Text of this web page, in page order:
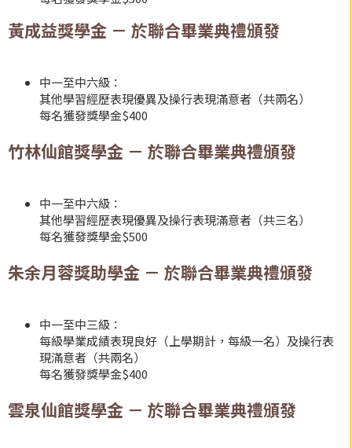
黃成益獎學金 － 於聯合畢業典禮頒發
中一至中六級：
其他學習經歷表現優異及操行表現滿意者（共兩名）
每名獲發獎學金$400
竹林仙館獎學金 － 於聯合畢業典禮頒發
中一至中六級：
其他學習經歷表現優異及操行表現滿意者（共三名）
每名獲發獎學金$500
朱余月蓉獎助學金 － 於聯合畢業典禮頒發
中一至中三級：
每級學業成績表現良好（上學期計，每級一名）及操行表
現滿意者（共兩名）
每名獲發獎學金$400
雲泉仙館獎學金 － 於聯合畢業典禮頒發